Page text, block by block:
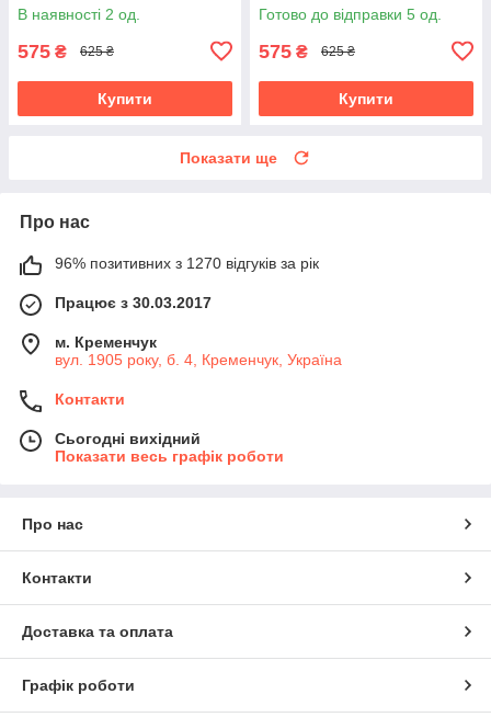
В наявності 2 од.
575 ₴ 625 ₴
Купити
Готово до відправки 5 од.
575 ₴ 625 ₴
Купити
Показати ще
Про нас
96% позитивних з 1270 відгуків за рік
Працює з 30.03.2017
м. Кременчук
вул. 1905 року, б. 4, Кременчук, Україна
Контакти
Сьогодні вихідний
Показати весь графік роботи
Про нас
Контакти
Доставка та оплата
Графік роботи